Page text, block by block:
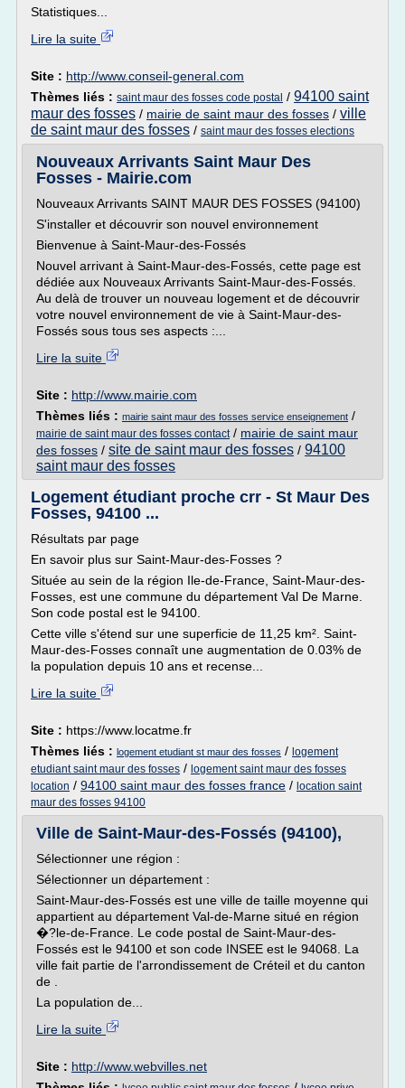
Statistiques...
Lire la suite
Site : http://www.conseil-general.com
Thèmes liés : saint maur des fosses code postal / 94100 saint
maur des fosses / mairie de saint maur des fosses / ville
de saint maur des fosses / saint maur des fosses elections
Nouveaux Arrivants Saint Maur Des
Fosses - Mairie.com
Nouveaux Arrivants SAINT MAUR DES FOSSES (94100)
S'installer et découvrir son nouvel environnement
Bienvenue à Saint-Maur-des-Fossés
Nouvel arrivant à Saint-Maur-des-Fossés, cette page est
dédiée aux Nouveaux Arrivants Saint-Maur-des-Fossés.
Au delà de trouver un nouveau logement et de découvrir
votre nouvel environnement de vie à Saint-Maur-des-
Fossés sous tous ses aspects :...
Lire la suite
Site : http://www.mairie.com
Thèmes liés : mairie saint maur des fosses service enseignement /
mairie de saint maur des fosses contact/ mairie de saint maur
des fosses / site de saint maur des fosses / 94100
saint maur des fosses
Logement étudiant proche crr - St Maur Des
Fosses, 94100 ...
Résultats par page
En savoir plus sur Saint-Maur-des-Fosses ?
Située au sein de la région Ile-de-France, Saint-Maur-des-
Fosses, est une commune du département Val De Marne.
Son code postal est le 94100.
Cette ville s'étend sur une superficie de 11,25 km². Saint-
Maur-des-Fosses connaît une augmentation de 0.03% de
la population depuis 10 ans et recense...
Lire la suite
Site : https://www.locatme.fr
Thèmes liés : logement etudiant st maur des fosses / logement
etudiant saint maur des fosses / logement saint maur des fosses
location / 94100 saint maur des fosses france / location saint
maur des fosses 94100
Ville de Saint-Maur-des-Fossés (94100),
Sélectionner une région :
Sélectionner un département :
Saint-Maur-des-Fossés est une ville de taille moyenne qui
appartient au département Val-de-Marne situé en région
�?le-de-France. Le code postal de Saint-Maur-des-
Fossés est le 94100 et son code INSEE est le 94068. La
ville fait partie de l'arrondissement de Créteil et du canton
de .
La population de...
Lire la suite
Site : http://www.webvilles.net